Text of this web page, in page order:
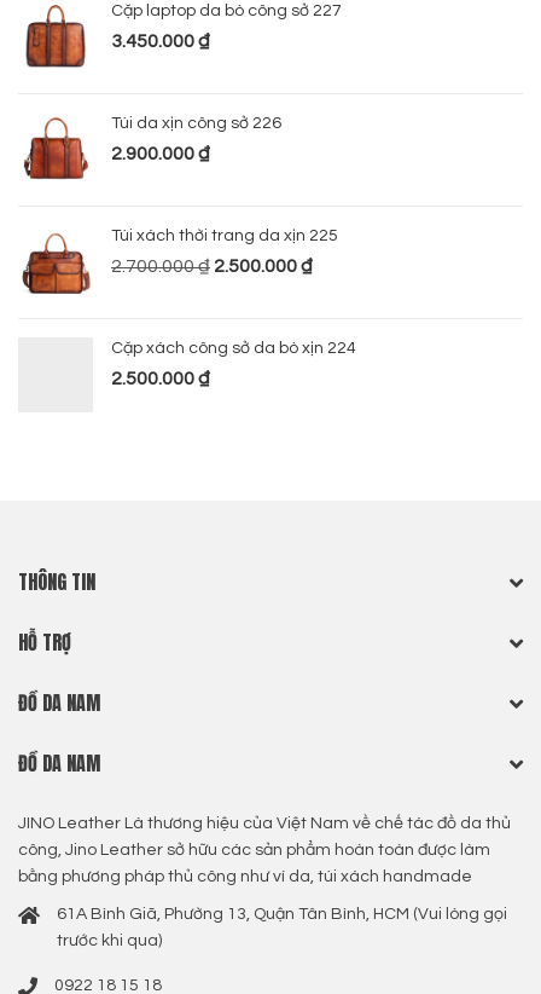
Cặp laptop da bò công sở 227
3.450.000₫
Túi da xịn công sở 226
2.900.000₫
Túi xách thời trang da xịn 225
2.700.000₫ 2.500.000₫
Cặp xách công sở da bò xịn 224
2.500.000₫
THÔNG TIN
HỖ TRỢ
ĐỒ DA NAM
ĐỒ DA NAM
JINO Leather Là thương hiệu của Việt Nam về chế tác đồ da thủ
công, Jino Leather sở hữu các sản phẩm hoàn toàn được làm
bằng phương pháp thủ công như ví da, túi xách handmade
61A Bình Giã, Phường 13, Quận Tân Bình, HCM (Vui lòng gọi
trước khi qua)
0922 18 15 18